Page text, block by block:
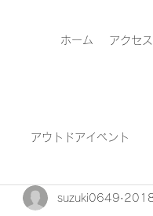
ホーム アクセス
アウトドアイベント
suzuki0649